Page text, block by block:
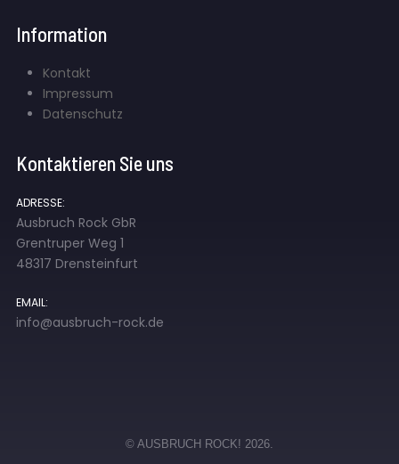
Information
Kontakt
Impressum
Datenschutz
Kontaktieren Sie uns
ADRESSE:
Ausbruch Rock GbR
Grentruper Weg 1
48317 Drensteinfurt
EMAIL:
info@ausbruch-rock.de
© AUSBRUCH ROCK! 2026.